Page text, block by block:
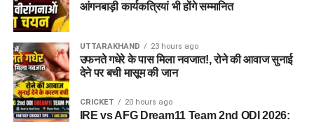
आंगनबाड़ी कार्यकत्रियां भी होंगे सम्मानित
UTTARAKHAND 23 hours ago
उफनते गधेरे के पास मिला नवजात!, रोने की आवाज सुनाई
देने पर बची मासूम की जान
CRICKET 20 hours ago
IRE vs AFG Dream11 Team 2nd ODI 2026: